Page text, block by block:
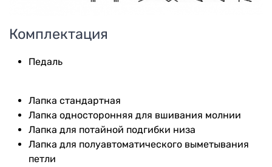
Комплектация
Педаль
Лапка стандартная
Лапка односторонняя для вшивания молнии
Лапка для потайной подгибки низа
Лапка для полуавтоматического выметывания
петли